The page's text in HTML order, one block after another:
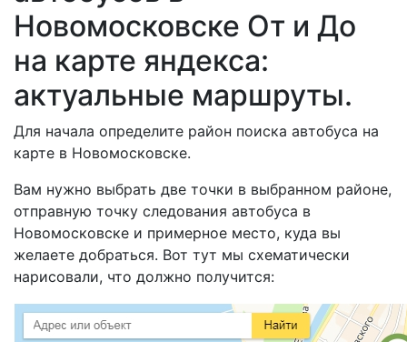
Новомосковске От и До
на карте яндекса:
актуальные маршруты.
Для начала определите район поиска автобуса на
карте в Новомосковске.
Вам нужно выбрать две точки в выбранном районе,
отправную точку следования автобуса в
Новомосковске и примерное место, куда вы
желаете добраться. Вот тут мы схематически
нарисовали, что должно получится: